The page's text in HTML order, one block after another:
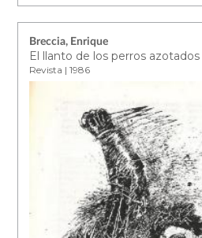
Breccia, Enrique
El llanto de los perros azotados
Revista | 1986